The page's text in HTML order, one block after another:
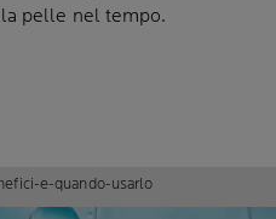
pelle nel tempo.
e-quando-usarlo